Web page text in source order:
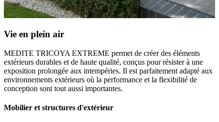
Vie en plein air
MEDITE TRICOYA EXTREME permet de créer des éléments
extérieurs durables et de haute qualité, conçus pour résister à une
exposition prolongée aux intempéries. Il est parfaitement adapté aux
environnements extérieurs où la performance et la flexibilité de
conception sont tout aussi importantes.
Mobilier et structures d'extérieur
fabrication de portes extérieures haute performance
dimensionnelle et la durabilité sont essentielles pour
performances à long terme.
Composants de porte à haute stabilité
Une stabilité dimensionnelle exceptionnelle permet
conserver leur forme et leurs performances dans des
signalétique et de devantures de magasins où l'aspect,
les performances à long terme sont essentiels dans des
environnements exposés.
Signalétique extérieure durable
Convient pour la signalétique, le lettrage et les
exposés aux conditions extérieures.